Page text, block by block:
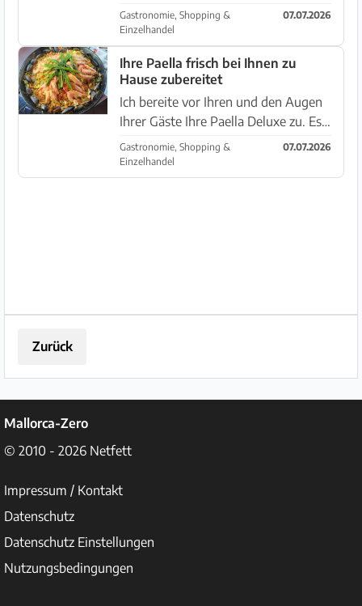
Hochzeiten, Kommunionen, Taufen,
Maroqui-Essen, Hausmannskost,
gutes Essen an... Weitere
Informationen 632 689 387
Gastronomie, Shopping &
Einzelhandel
07.07.2026
Ihre Paella frisch bei Ihnen zu
Hause zubereitet
Ich bereite vor Ihren und den Augen
Ihrer Gäste Ihre Paella Deluxe zu. Es
kommen nur frische und
ausgesuchte Produkte in Ihre Paella
und ich bereite diese angelehnt an
Gastronomie, Shopping &
Einzelhandel
07.07.2026
Zurück
Mallorca-Zero
© 2010 - 2026 Netfett
Impressum / Kontakt
Datenschutz
Datenschutz Einstellungen
Nutzungsbedingungen